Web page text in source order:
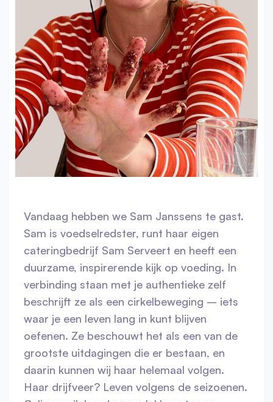
Vandaag hebben we Sam Janssens te gast.
Sam is voedselredster, runt haar eigen
cateringbedrijf Sam Serveert en heeft een
duurzame, inspirerende kijk op voeding. In
verbinding staan met je authentieke zelf
beschrijft ze als een cirkelbeweging – iets
waar je een leven lang in kunt blijven
oefenen. Ze beschouwt het als een van de
grootste uitdagingen die er bestaan, en
daarin kunnen wij haar helemaal volgen.
Haar drijfveer? Leven volgens de seizoenen.